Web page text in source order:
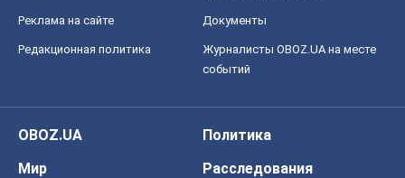
Реклама на сайте Документы
Редакционная политика
Журналисты OBOZ.UA на месте
событий
OBOZ.UA
Политика
Мир
Расследования